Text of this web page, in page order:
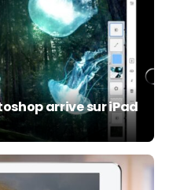
arrive sur iPad